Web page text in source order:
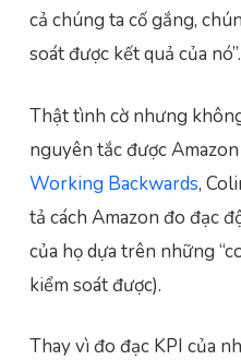
cả chúng ta cố gắng,
soát được kết quả của nó”.
Thật tình cờ nhưng
nguyên tắc được
Working Backwards,
tả cách Amazon đo đạc
của họ dựa trên những
kiểm soát được).
Thay vì đo đạc KPI của